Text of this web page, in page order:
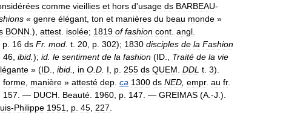
comme vieillies et hors d'usage ds BARBEAU-
« genre élégant ton et manières du beau monde »
BONN .), attest isolée; 1819 of fashion cont angl
p 16 ds Fr. mod t 20 p 302); 1830 disciples de la Fashion
46 ibid ); id le sentiment de la fashion (ID Traité de la vie
» (ID ibid in O D I p 255 ds QUEM DDL t 3).
forme manière » attesté dep ca 1300 ds NED empr. au fr.
157 . — DUCH Beauté 1960 p 147 . — GREIMAS (A .-J .).
-Philippe 1951 p 45 227